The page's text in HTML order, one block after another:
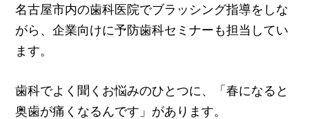
名古屋市内の歯科医院でブラッシング指導をしな
がら、企業向けに予防歯科セミナーも担当してい
ます。
歯科でよく聞くお悩みのひとつに、「春になると
奥歯が痛くなるんです」があります。